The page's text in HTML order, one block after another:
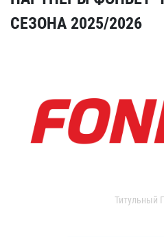
СЕЗОНА 2025/2026
Титульный